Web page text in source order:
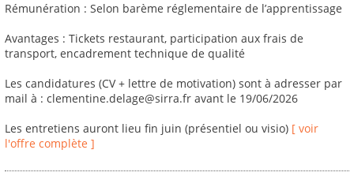
Rémunération : Selon barème réglementaire de l’apprentissage
Avantages : Tickets restaurant, participation aux frais de
transport, encadrement technique de qualité
Les candidatures (CV + lettre de motivation) sont à adresser par
mail à : clementine.delage@sirra.fr avant le 19/06/2026
Les entretiens auront lieu fin juin (présentiel ou visio) [ voir
l'offre complète ]